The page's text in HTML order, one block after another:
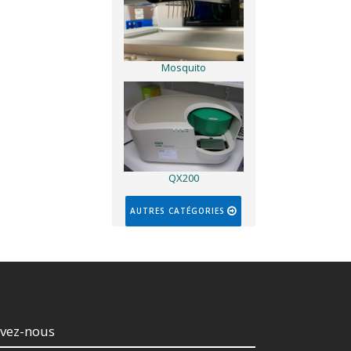
Mosquito
QX200
AUTRES CATÉGORIES
nous